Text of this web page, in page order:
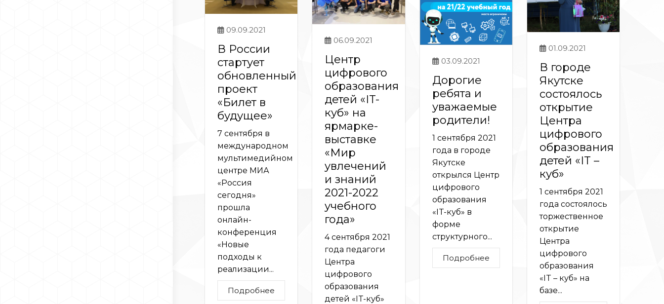
09.09.2021
В России
стартует
обновленный
проект
«Билет в
будущее»
7 сентября в
международном
мультимедийном
центре МИА
«Россия
сегодня»
прошла
онлайн-
конференция
«Новые
подходы к
реализации...
Подробнее
06.09.2021
Центр
цифрового
образования
детей «IT-
куб» на
ярмарке-
выставке
«Мир
увлечений
и знаний
2021-2022
учебного
года»
4 сентября 2021
года педагоги
Центра
цифрового
образования
детей «IT-куб»
03.09.2021
Дорогие
ребята и
уважаемые
родители!
1 сентября 2021
года в городе
Якутске
открылся Центр
цифрового
образования
«IT-куб» в
форме
структурного...
Подробнее
01.09.2021
В городе
Якутске
состоялось
открытие
Центра
цифрового
образования
детей «IT –
куб»
1 сентября 2021
года состоялось
торжественное
открытие
Центра
цифрового
образования
«IT – куб» на
базе...